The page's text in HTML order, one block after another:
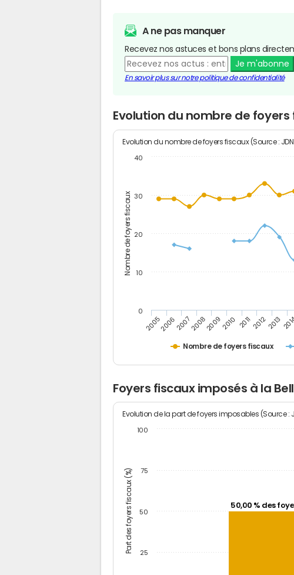
A ne pas manquer
Recevez nos astuces et bons plans
Je m'abonne
En savoir plus sur notre politique de confidentialité
Evolution du nombre de foyers
Nombre de foyers fiscaux
Evolution du nombre de foyers fiscaux (Source :
Nombre de foyers fiscaux
200520062007200820092010 201120122013
0
10
20
30
40
Foyers fiscaux imposés à la
Part des foyers fiscaux (%)
Evolution de la part de foyers imposables (Source :
50,00 % des
25
50
75
100